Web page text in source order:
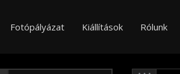
Fotópályázat Kiállítások Rólunk